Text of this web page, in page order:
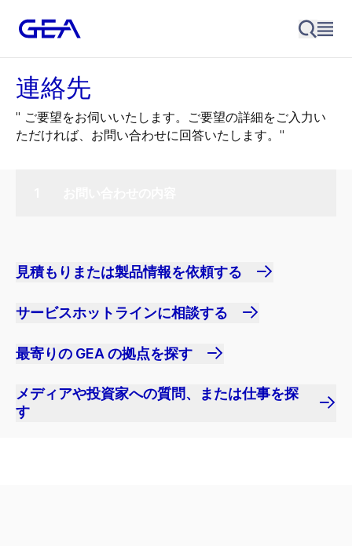
連絡先
" ご要望をお伺いいたします。ご要望の詳細をご入力い
ただければ、お問い合わせに回答いたします。"
見積もりまたは製品情報を依頼する
サービスホットラインに相談する
最寄りの GEA の拠点を探す
メディアや投資家への質問、または仕事を探
す